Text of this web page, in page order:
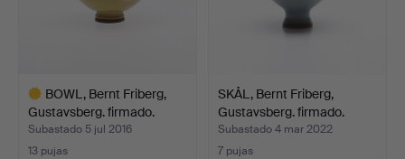
BOWL, Bernt Friberg,
Gustavsberg. firmado.
Subastado 5 jul 2016
13 pujas
SKÅL, Bernt Friberg,
Gustavsberg. firmado.
Subastado 4 mar 2022
7 pujas